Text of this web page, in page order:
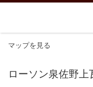
マップを見る
ローソン泉佐野上